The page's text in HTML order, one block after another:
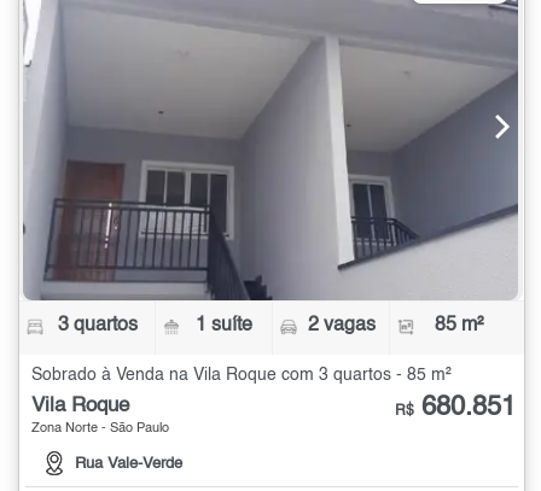
3 quartos 1 suíte 2 vagas 85 m²
Sobrado à Venda na Vila Roque com 3 quartos - 85 m²
Vila Roque
Zona Norte - São Paulo
Rua Vale-Verde
R$ 680.851